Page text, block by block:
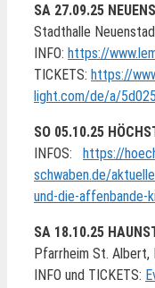
SA 27.09.25
Stadthalle
INFO: https://
TICKETS: https://
light.com/de/a/
SO 05.10.25
INFOS: https://
schwaben.de/
und-die-affenbande-
SA 18.10.25
Pfarrheim St. Albert,
INFO und TICKETS: E